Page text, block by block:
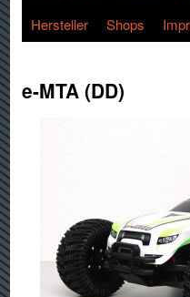
Hersteller
Shops
e-MTA (DD)